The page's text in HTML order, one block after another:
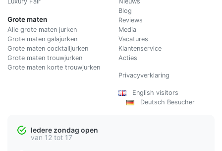
Grote maten
Alle grote maten jurken
Grote maten galajurken
Grote maten cocktailjurken
Grote maten trouwjurken
Grote maten korte trouwjurken
Blog
Reviews
Media
Vacatures
Klantenservice
Acties
Privacyverklaring
English visitors
Deutsch Besucher
Iedere zondag open
van 12 tot 17